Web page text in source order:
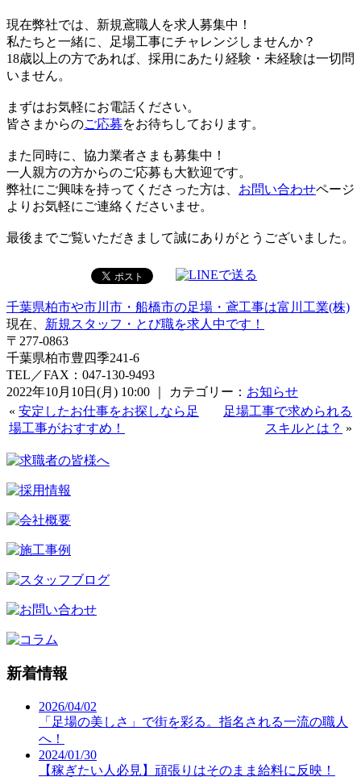
現在弊社では、新規鳶職人を求人募集中！
私たちと一緒に、足場工事にチャレンジしませんか？
18歳以上の方であれば、採用にあたり経験・未経験は一切問
いません。
まずはお気軽にお電話ください。
皆さまからのご応募をお待ちしております。
また同時に、協力業者さまも募集中！
一人親方の方からのご応募も大歓迎です。
弊社にご興味を持ってくださった方は、 お問い合わせページ
よりお気軽にご連絡くださいませ。
最後までご覧いただきまして誠にありがとうございました。
千葉県柏市や市川市・船橋市の足場・鳶工事は富川工業(株)
現在、 新規スタッフ・とび職を求人中です！
〒277-0863
千葉県柏市豊四季241-6
TEL／FAX：047-130-9493
2022年10月10日(月) 10:00 ｜ カテゴリー： お知らせ
« 安定したお仕事をお探しなら足
場工事がおすすめ！
足場工事で求められる
スキルとは？ »
新着情報
2026/04/02
「足場の美しさ」で街を彩る。指名される一流の職人
へ！
2024/01/30
【稼ぎたい人必見】頑張りはそのまま給料に反映！